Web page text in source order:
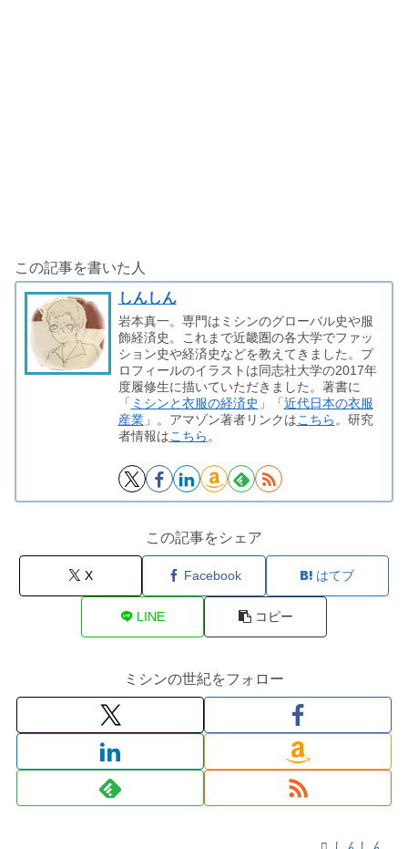
この記事を書いた人
しんしん
岩本真一。専門はミシンのグローバル史や服
飾経済史。これまで近畿圏の各大学でファッ
ション史や経済史などを教えてきました。プ
ロフィールのイラストは同志社大学の2017年
度履修生に描いていただきました。著書に
「 ミシンと衣服の経済史 」「 近代日本の衣服
産業」。アマゾン著者リンクはこちら。研究
者情報はこちら。
この記事をシェア
X Facebook はてブ
LINE コピー
ミシンの世紀をフォロー
しんしん